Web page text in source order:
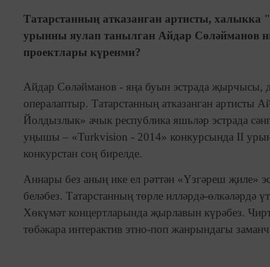
Татарстанның атказанган артисты,
урынны яулап танылган Айдар Сөләйманов
проектлары күренми?
Айдар Сөләйманов - яңа буын эстрада җырчысы,
опералаптыр. Татарстанның атказанган артисты
Йолдызлык» ачык республика яшьләр эстрада
уңышы – «Turkvision - 2014» конкурсында II урын
конкурстан соң бирелде.
Аннары без аның ике ел рәттән «Үзгәреш җиле»
беләбез. Татарстанның төрле илләрдә-өлкәләрдә
Хөкүмәт концертларында җырлавын күрәбез.
төбәкара интерактив этно-поп жанрындагы